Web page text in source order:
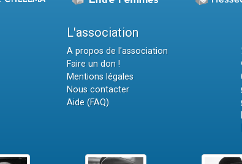
L'association
A propos de l'association
Faire un don !
Mentions légales
Nous contacter
Aide (FAQ)